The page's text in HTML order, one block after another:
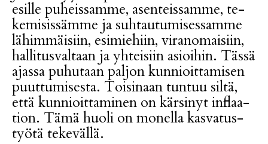
esil­le pu­heis­sam­me, asen­teis­sam­me, te­
ke­mi­sis­säm­me ja suh­tau­tu­mi­ses­sam­me
lä­him­mäi­siin, esi­mie­hiin, vi­ra­no­mai­siin,
hal­li­tus­val­taan ja yh­tei­siin asi­oi­hin. Täs­sä
ajas­sa pu­hu­taan pal­jon kun­ni­oit­ta­mi­sen
puut­tu­mi­ses­ta. Toi­si­naan tun­tuu sil­tä,
et­tä kun­ni­oit­ta­mi­nen on kär­si­nyt inf­laa­
ti­on. Tämä huo­li on mo­nel­la kas­va­tus­
työ­tä te­ke­väl­lä.